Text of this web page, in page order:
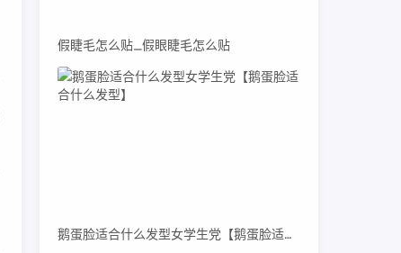
假睫毛怎么贴_假眼睫毛怎么贴
鹅蛋脸适合什么发型女学生党【鹅蛋脸适合什么发型】